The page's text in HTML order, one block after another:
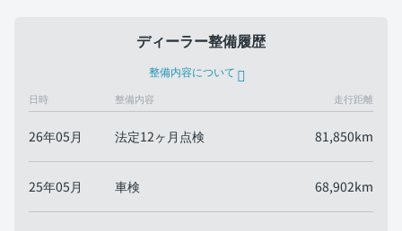
ディーラー整備履歴
整備内容について
日時 整備内容 走行距離
26年05月 法定12ヶ月点検 81,850km
25年05月 車検 68,902km